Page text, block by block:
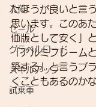
入荷
セール
グラベルロード
スキルアップ
試乗車
たほうが良いと言
思います。このあ
価版として安く」
「アルミフレーム
築する」と言うブ
くこともあるのかな